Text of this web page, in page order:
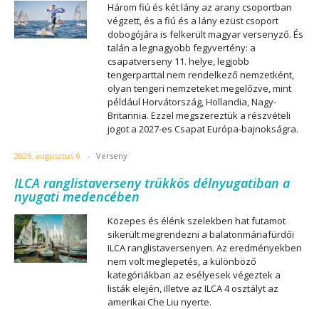
Három fiú és két lány az arany csoportban
végzett, és a fiú és a lány ezüst csoport
dobogójára is felkerült magyar versenyző. És
talán a legnagyobb fegyvertény: a
csapatverseny 11. helye, legjobb
tengerparttal nem rendelkező nemzetként,
olyan tengeri nemzeteket megelőzve, mint
például Horvátország, Hollandia, Nagy-
Britannia. Ezzel megszereztük a részvételi
jogot a 2027-es Csapat Európa-bajnokságra.
2026. augusztus 6. - Verseny
ILCA ranglistaverseny trükkös délnyugatiban a
nyugati medencében
Közepes és élénk szelekben hat futamot
sikerült megrendezni a balatonmáriafürdői
ILCA ranglistaversenyen. Az eredményekben
nem volt meglepetés, a különböző
kategóriákban az esélyesek végeztek a
listák elején, illetve az ILCA 4 osztályt az
amerikai Che Liu nyerte.